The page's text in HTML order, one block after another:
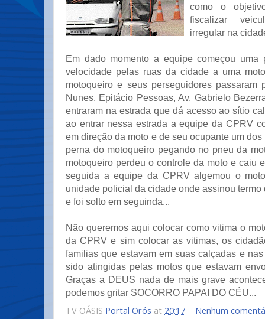
como o
fiscalizar
irregular na
Em dado momento a equipe começou uma
velocidade pelas ruas da cidade a uma
motoqueiro e seus perseguidores passaram
Nunes, Epitácio Pessoas, Av. Gabrielo
entraram na estrada que dá acesso ao sítio
ao entrar nessa estrada a equipe da CPRV
em direção da moto e de seu ocupante um
perna do motoqueiro pegando no pneu da
motoqueiro perdeu o controle da moto e caiu
seguida a equipe da CPRV algemou o
unidade policial da cidade onde assinou
e foi solto em seguinda...
Não queremos aqui colocar como vitima o
da CPRV e sim colocar as vitimas, os
familias que estavam em suas calçadas e
sido atingidas pelas motos que estavam
Graças a DEUS nada de mais grave
podemos gritar SOCORRO PAPAI DO CÉU...
TV OÁSIS Portal Orós at 20:17 Nenhum